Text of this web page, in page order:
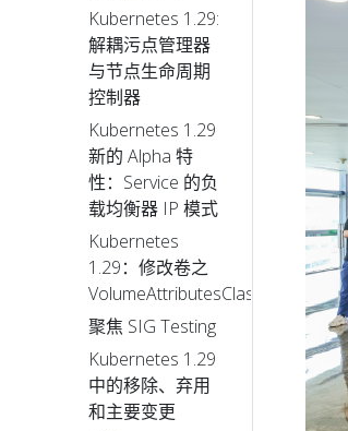
Kubernetes 1.29:
解耦污点管理器
与节点生命周期
控制器
Kubernetes 1.29
新的 Alpha 特
性：Service 的负
载均衡器 IP 模式
Kubernetes
1.29：修改卷之
VolumeAttributesClass
聚焦 SIG Testing
Kubernetes 1.29
中的移除、弃用
和主要变更